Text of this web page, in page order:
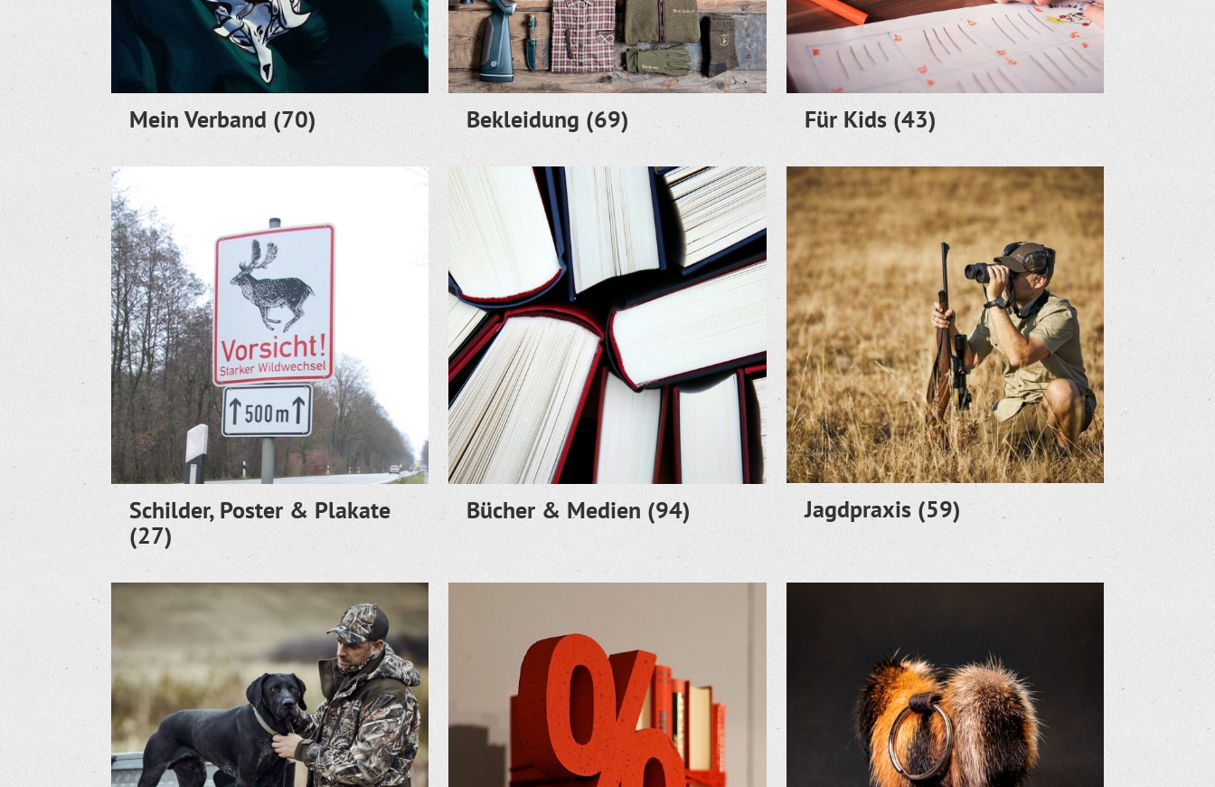
Mein Verband (70) Bekleidung (69) Für Kids (43)
Schilder, Poster & Plakate
(27)
Bücher & Medien (94) Jagdpraxis (59)